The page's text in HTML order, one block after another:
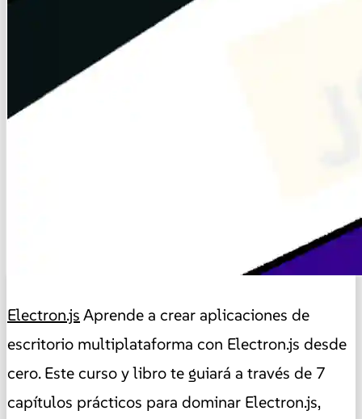
Electron.jsAprende a crear aplicaciones de
escritorio multiplataforma con Electron.js desde
cero. Este curso y libro te guiará a través de 7
capítulos prácticos para dominar Electron.js,